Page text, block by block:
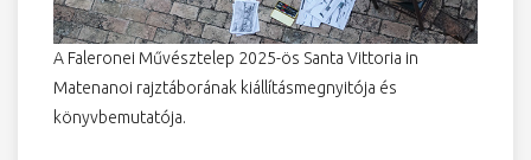
A Faleronei Művésztelep 2025-ös Santa Vittoria in
Matenanoi rajztáborának kiállításmegnyitója és
könyvbemutatója.